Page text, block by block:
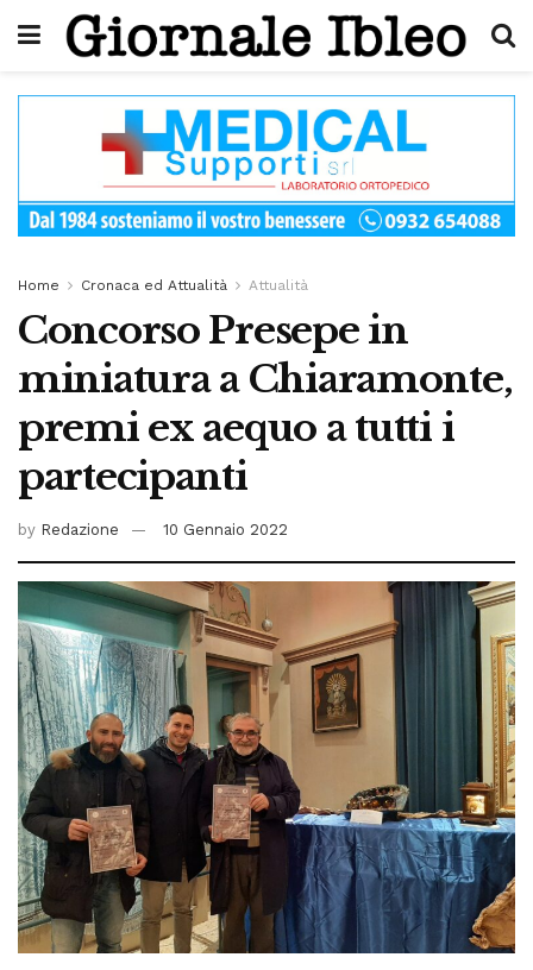
Home Cronaca ed Attualità Attualità
Concorso Presepe in
miniatura a Chiaramonte,
premi ex aequo a tutti i
partecipanti
by Redazione 10 Gennaio 2022